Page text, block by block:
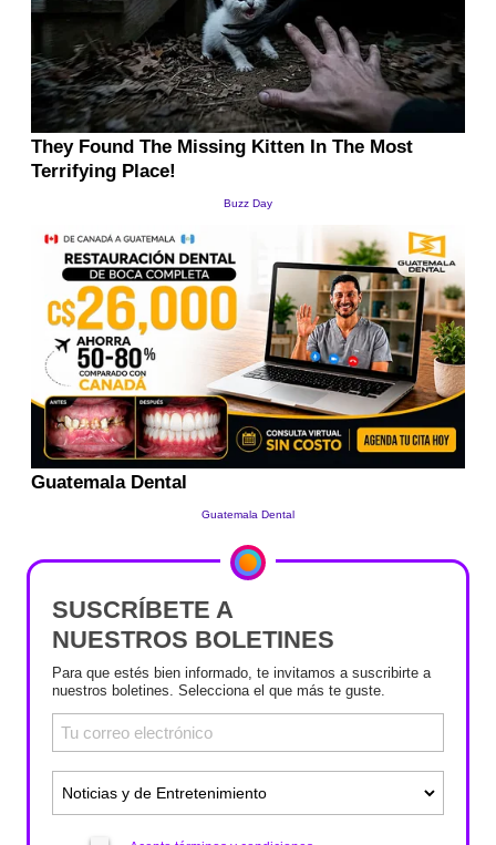
SUSCRÍBETE A
NUESTROS BOLETINES
Para que estés bien informado, te invitamos a suscribirte a
nuestros boletines. Selecciona el que más te guste.